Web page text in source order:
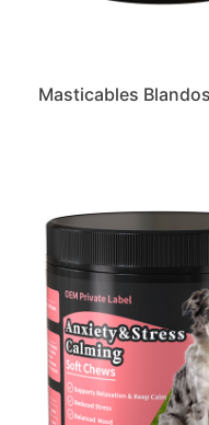
Masticables